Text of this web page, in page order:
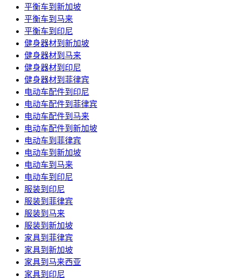
平衡车到新加坡
平衡车到马来
平衡车到印尼
健身器材到新加坡
健身器材到马来
健身器材到印尼
健身器材到菲律宾
电动车配件到印尼
电动车配件到菲律宾
电动车配件到马来
电动车配件到新加坡
电动车到菲律宾
电动车到新加坡
电动车到马来
电动车到印尼
服装到印尼
服装到菲律宾
服装到马来
服装到新加坡
家具到菲律宾
家具到新加坡
家具到马来西亚
家具到印尼